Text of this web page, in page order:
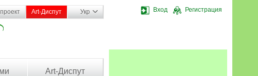
Вход Регистрация
Art-Диспут Укр
Art-Диспут